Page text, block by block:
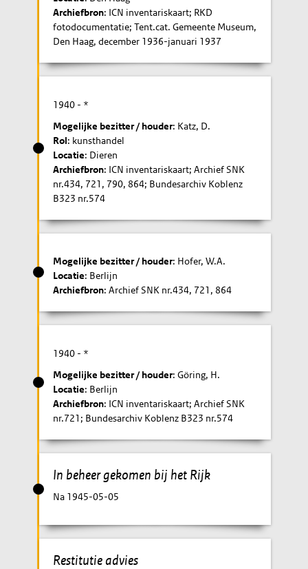
Archiefbron: ICN inventariskaart; RKD
fotodocumentatie; Tent.cat. Gemeente Museum,
Den Haag, december 1936-januari 1937
1940 - *
Mogelijke bezitter / houder: Katz, D.
Rol: kunsthandel
Locatie: Dieren
Archiefbron: ICN inventariskaart; Archief SNK
nr.434, 721, 790, 864; Bundesarchiv Koblenz
B323 nr.574
Mogelijke bezitter / houder: Hofer, W.A.
Locatie: Berlijn
Archiefbron: Archief SNK nr.434, 721, 864
1940 - *
Mogelijke bezitter / houder: Göring, H.
Locatie: Berlijn
Archiefbron: ICN inventariskaart; Archief SNK
nr.721; Bundesarchiv Koblenz B323 nr.574
In beheer gekomen bij het Rijk
Na 1945-05-05
Restitutie advies